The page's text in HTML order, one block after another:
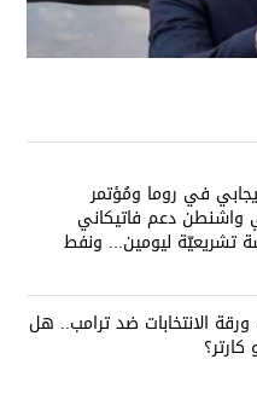
في روما ومُؤتمر
دعم فاتيكاني
تشريعيّة ليومين... ونفط
الانتخابات ضد ترامب.. هل
كارتر؟